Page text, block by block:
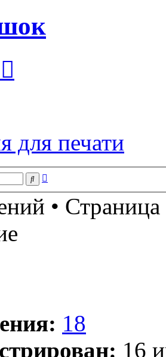
для печати
Поиск
• Страница
18
16